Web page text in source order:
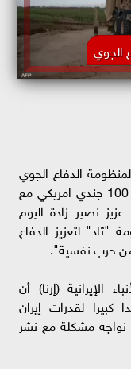
الجوي
الدفاع الجوي
المتطورة ثاد والتي يتطلب تشغيلها تواجد 100 جندي امريكي مع
نصير زادة اليوم
"ثاد" لتعزيز الدفاع
حرب نفسية".
الإيرانية (إرنا) أن
لقدرات إيران
مشكلة مع نشر